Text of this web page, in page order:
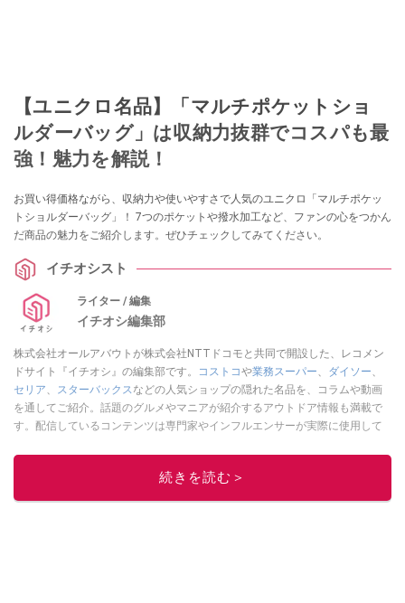
【ユニクロ名品】「マルチポケットショ
ルダーバッグ」は収納力抜群でコスパも最
強！魅力を解説！
お買い得価格ながら、収納力や使いやすさで人気のユニクロ「マルチポケッ
トショルダーバッグ」！ 7つのポケットや撥水加工など、ファンの心をつかん
だ商品の魅力をご紹介します。ぜひチェックしてみてください。
イチオシスト
ライター / 編集
イチオシ編集部
株式会社オールアバウトが株式会社NTTドコモと共同で開設した、レコメン
ドサイト『イチオシ』の編集部です。
コストコや業務スーパー、 ダイソー、
セリア、 スターバックスなどの人気ショップの隠れた名品を、コラムや動画
を通してご紹介。話題のグルメやマニアが紹介するアウトドア情報も満載で
す。配信しているコンテンツは専門家やインフルエンサーが実際に使用して
ニュースでフォロー
続きを読む＞